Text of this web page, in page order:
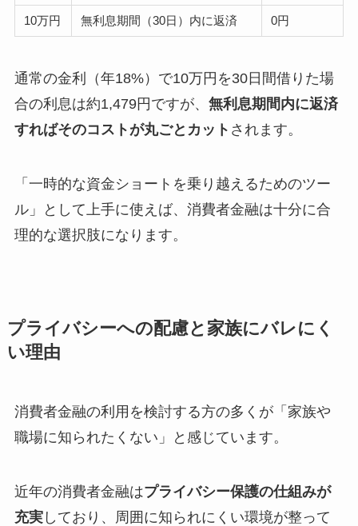
10万円 無利息期間（30日）内に返済 0円
通常の金利（年18%）で10万円を30日間借りた場
合の利息は約1,479円ですが、 無利息期間内に返済
すればそのコストが丸ごとカット されます。
「一時的な資金ショートを乗り越えるためのツー
ル」として上手に使えば、消費者金融は十分に合
理的な選択肢になります。
プライバシーへの配慮と家族にバレにく
い理由
消費者金融の利用を検討する方の多くが「家族や
職場に知られたくない」と感じています。
近年の消費者金融はプライバシー保護の仕組みが
充実しており、周囲に知られにくい環境が整って